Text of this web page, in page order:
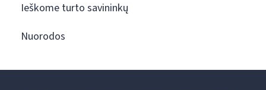
Ieškome turto savininkų
Nuorodos